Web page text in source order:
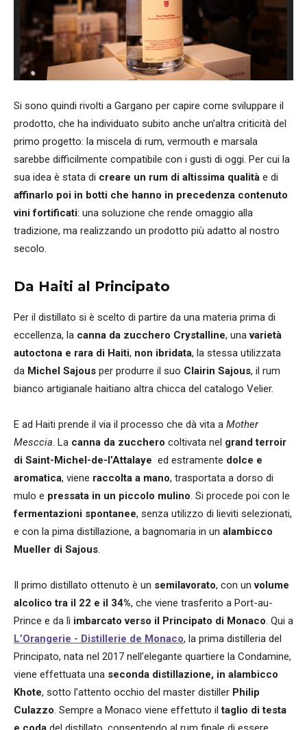
Si sono quindi rivolti a Gargano per capire come sviluppare il
prodotto, che ha individuato subito anche un’altra criticità del
primo progetto: la miscela di rum, vermouth e marsala
sarebbe difficilmente compatibile con i gusti di oggi. Per cui la
sua idea è stata di creare un rum di altissima qualità e di
affinarlo poi in botti che hanno in precedenza contenuto
vini fortificati: una soluzione che rende omaggio alla
tradizione, ma realizzando un prodotto più adatto al nostro
secolo.
Da Haiti al Principato
Per il distillato si è scelto di partire da una materia prima di
eccellenza, la canna da zucchero Crystalline, unavarietà
autoctona e rara di Haiti, non ibridata, la stessa utilizzata
da Michel Sajous per produrre il suo Clairin Sajous, il rum
bianco artigianale haitiano altra chicca del catalogo Velier.
E ad Haiti prende il via il processo che dà vita a Mother
Mesccia. La canna da zucchero coltivata nel grand terroir
di Saint-Michel-de-l’Attalaye ed estramente dolce e
aromatica, viene raccolta a mano, trasportata a dorso di
mulo e pressata in un piccolo mulino. Si procede poi con le
fermentazioni spontanee, senza utilizzo di lieviti selezionati,
e con la pima distillazione, a bagnomaria in un alambicco
Mueller di Sajous.
Il primo distillato ottenuto è un semilavorato, con unvolume
alcolico tra il 22 e il 34%, che viene trasferito a Port-au-
Prince e da lì imbarcato verso il Principato di Monaco. Qui a
L’Orangerie - Distillerie de Monaco, la prima distilleria del
Principato, nata nel 2017 nell’elegante quartiere la Condamine,
viene effettuata una seconda distillazione, in alambicco
Khote, sotto l’attento occhio del master distiller Philip
Culazzo. Sempre a Monaco viene effettuto iltaglio di testa